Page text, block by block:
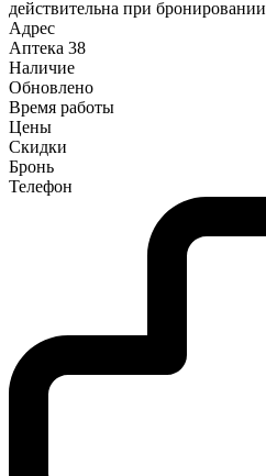
действительна при бронировании
Адрес
Аптека 38
Наличие
Обновлено
Время работы
Цены
Скидки
Бронь
Телефон